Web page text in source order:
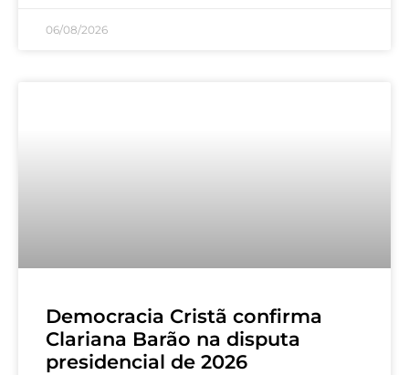
06/08/2026
Democracia Cristã confirma
Clariana Barão na disputa
presidencial de 2026